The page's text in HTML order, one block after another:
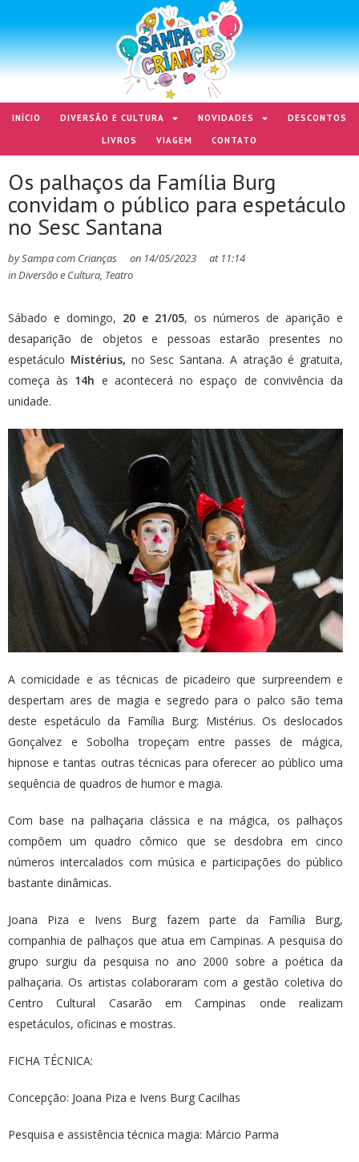
INÍCIO DIVERSÃO E CULTURA NOVIDADES
DESCONTOS
LIVROS
VIAGEM CONTATO
Os palhaços da Família Burg
convidam o público para espetáculo
no Sesc Santana
bySampa com Crianças on 14/05/2023 at 11:14
inDiversão e Cultura, Teatro
Sábado e domingo, 20 e 21/05, os números de aparição e
desaparição de objetos e pessoas estarão presentes no
espetáculo Mistérius, no Sesc Santana. A atração é gratuita,
começa às 14h e acontecerá no espaço de convivência da
unidade.
A comicidade e as técnicas de picadeiro que surpreendem e
despertam ares de magia e segredo para o palco são tema
deste espetáculo da Família Burg: Mistérius. Os deslocados
Gonçalvez e Sobolha tropeçam entre passes de mágica,
hipnose e tantas outras técnicas para oferecer ao público uma
sequência de quadros de humor e magia.
Com base na palhaçaria clássica e na mágica, os palhaços
compõem um quadro cômico que se desdobra em cinco
números intercalados com música e participações do público
bastante dinâmicas.
Joana Piza e Ivens Burg fazem parte da Família Burg,
companhia de palhaços que atua em Campinas. A pesquisa do
grupo surgiu da pesquisa no ano 2000 sobre a poética da
palhaçaria. Os artistas colaboraram com a gestão coletiva do
Centro Cultural Casarão em Campinas onde realizam
espetáculos, oficinas e mostras.
FICHA TÉCNICA:
Concepção: Joana Piza e Ivens Burg Cacilhas
Pesquisa e assistência técnica magia: Márcio Parma